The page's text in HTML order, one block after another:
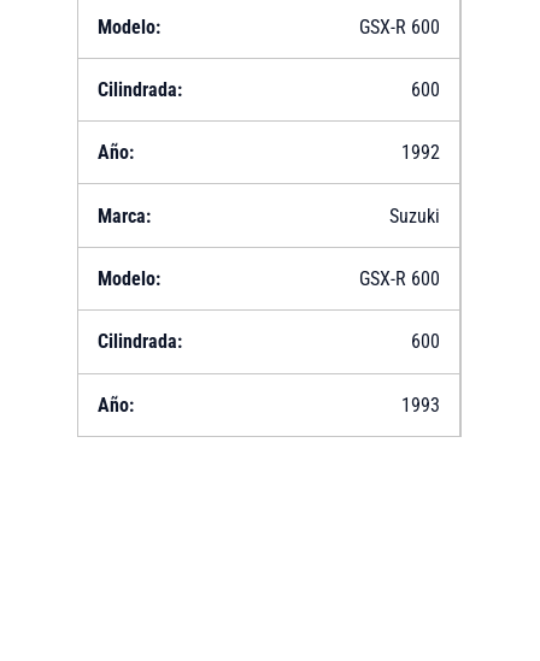
GSX-R 600
600
1992
Suzuki
GSX-R 600
600
1993